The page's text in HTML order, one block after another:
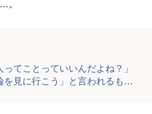
。
てことっていいんだよね？」
を見に行こう」と言われるも…